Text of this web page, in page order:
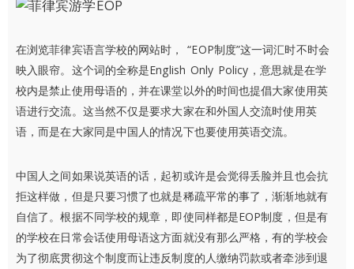
在浏览菲律宾语言学校的网站时， “EOP制度”这一词汇时不时会
映入眼帘。这个词的全称是English Only Policy，意思就是在学
校内是禁止使用母语的，并在课堂以外的时间也提倡大家使用英
语进行交流。这当然不仅是要求大家在和外国人交流时使用英
语，而是在大家同是中国人的情况下也要使用英语交流。
中国人之间如果说英语的话，起初或许是会觉得丢脸并且也会抗
拒这样做，但是只要习惯了也就是稀疏平常的事了，渐渐地就有
自信了。根据不同学校的规章，即使同样都是EOP制度，但是有
的学校在日常会话使用母语这方面就没有那么严格，有的学校会
为了彻底贯彻这个制度而让违反制度的人缴纳罚款或者牵涉到退